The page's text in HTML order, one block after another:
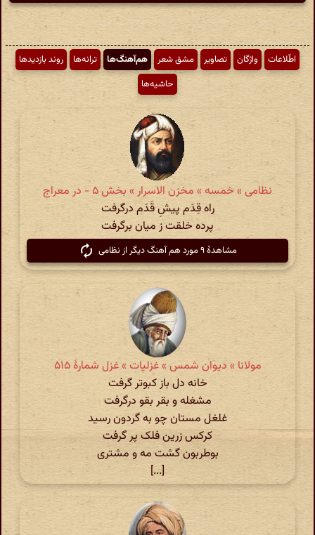
اطّلاعات واژگان تصاویر مشق شعر هم‌آهنگ‌ها ترانه‌ها
روند بازدیدها
حاشیه‌ها
نظامی » خمسه » مخزن الاسرار » بخش ۵ - در معراج
راه قِدَم پیشِ قَدَم در‌گرفت
پرده خلقت ز میان برگرفت
مشاهدهٔ ۹ مورد هم آهنگ دیگر از نظامی
مولانا » دیوان شمس » غزلیات » غزل شمارهٔ ۵۱۵
خانه دل باز کبوتر گرفت
مشغله و بقر بقو درگرفت
غلغل مستان چو به گردون رسید
کرکس زرین فلک پر گرفت
بوطربون گشت مه و مشتری
[...]